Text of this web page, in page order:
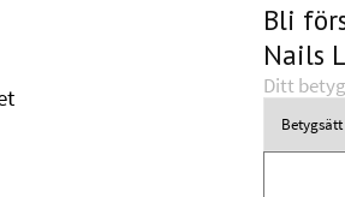
Bli
Nails
Ditt betyg